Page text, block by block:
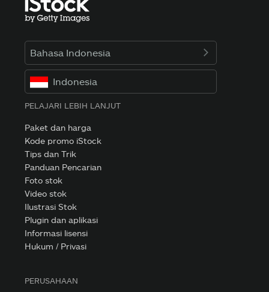
Bahasa Indonesia
Indonesia
PELAJARI LEBIH LANJUT
Paket dan harga
Kode promo iStock
Tips dan Trik
Panduan Pencarian
Foto stok
Video stok
Ilustrasi Stok
Plugin dan aplikasi
Informasi lisensi
Hukum / Privasi
PERUSAHAAN